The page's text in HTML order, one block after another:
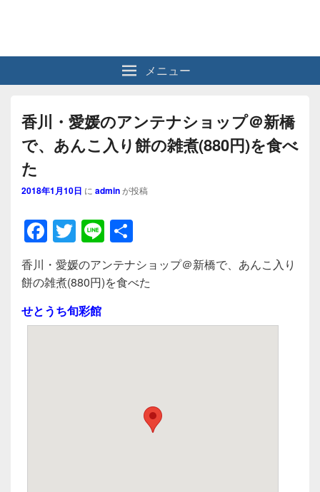
メニュー
香川・愛媛のアンテナショップ＠新橋
で、あんこ入り餅の雑煮(880円)を食べ
た
2018年1月10日 に adminが投稿
F
a
c
e
b
T
wi
tt
er
Li
n
e
有
香川・愛媛のアンテナショップ＠新橋で、あんこ入り
餅の雑煮(880円)を食べた
せとうち旬彩館